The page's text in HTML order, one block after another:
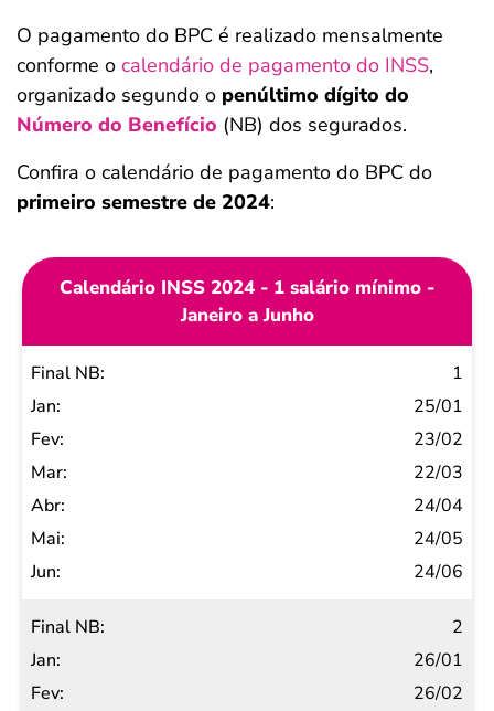
O pagamento do BPC é realizado mensalmente
conforme o calendário de pagamento do INSS,
organizado segundo o penúltimo dígito do
Número do Benefício (NB) dos segurados.
Confira o calendário de pagamento do BPC do
primeiro semestre de 2024:
Calendário INSS 2024 - 1 salário mínimo -
Janeiro a Junho
Final
NB
Jan
Fev
Mar
Abr
Mai
1
25/01
23/02
22/03
24/04
24/05
24/06
2
26/01
26/02